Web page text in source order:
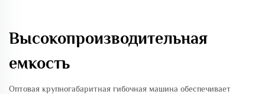
Высокопроизводительная
емкость
Оптовая крупногабаритная гибочная машина обеспечивает